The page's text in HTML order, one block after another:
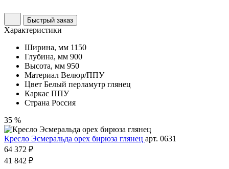
Быстрый заказ
Характеристики
Ширина, мм 1150
Глубина, мм 900
Высота, мм 950
Материал Велюр/ППУ
Цвет Белый перламутр глянец
Каркас ППУ
Страна Россия
35 %
Кресло Эсмеральда орех бирюза глянец арт. 0631
64 372 ₽
41 842 ₽